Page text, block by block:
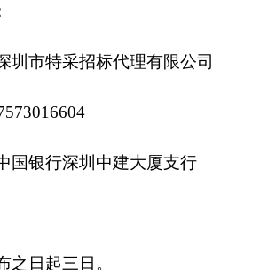
圳市特采招标代理有限公司
国银行深圳中建大厦支行
之日起三日。